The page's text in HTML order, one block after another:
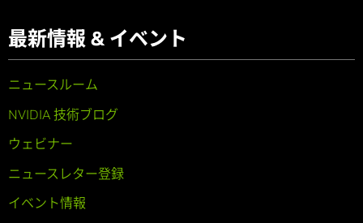
最新情報 & イベント
ニュースルーム
NVIDIA 技術ブログ
ウェビナー
ニュースレター登録
イベント情報